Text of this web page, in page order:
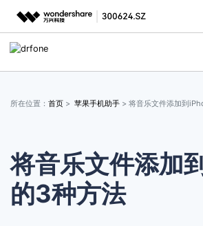
推荐产品
实用工具
关于万兴
数据擦除
手机助手
手机解锁
数据擦除
文章资讯
手机解锁
服务与支持
所在位置： 首页 > 苹果手机助手 > 将音乐文件添加到
将音乐文件添加
的3种方法